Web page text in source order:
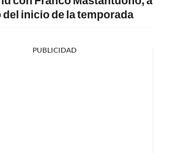
del inicio de la temporada
PUBLICIDAD